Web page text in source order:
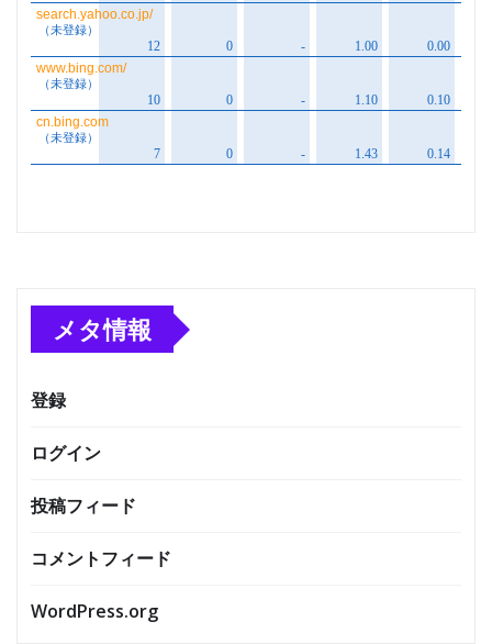
メタ情報
登録
ログイン
投稿フィード
コメントフィード
WordPress.org